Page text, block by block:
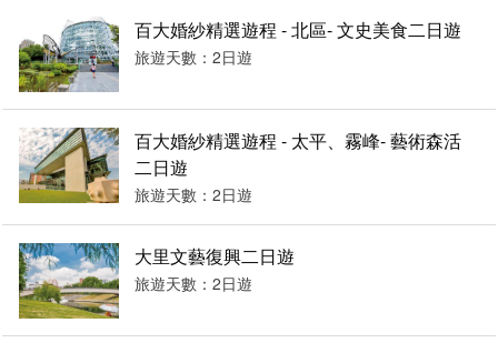
百大婚紗精選遊程 - 北區- 文史美食二日遊
旅遊天數：2日遊
百大婚紗精選遊程 - 太平、霧峰- 藝術森活
二日遊
旅遊天數：2日遊
大里文藝復興二日遊
旅遊天數：2日遊